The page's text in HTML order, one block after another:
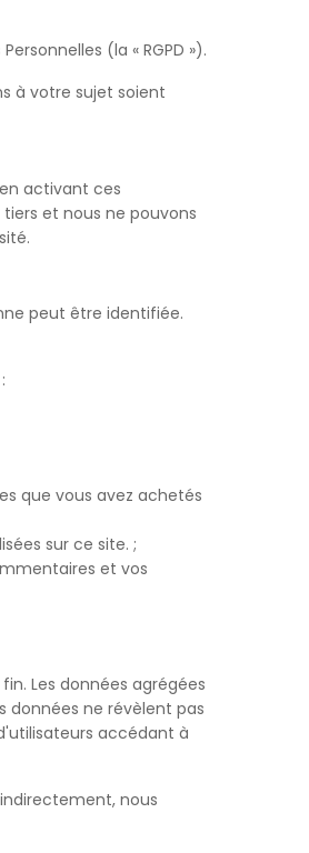
(la « RGPD »).
à votre sujet soient
activant ces
et nous ne pouvons
peut être identifiée.
que vous avez achetés
sur ce site. ;
et vos
Les données agrégées
données ne révèlent pas
accédant à
nous